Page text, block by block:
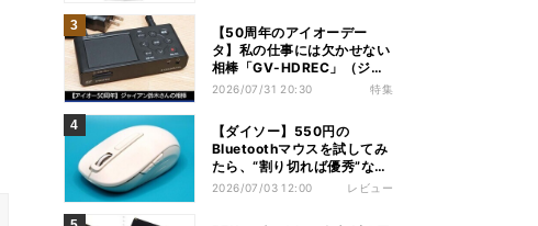
【50周年のアイオーデー
タ】私の仕事には欠かせない
相棒「GV-HDREC」（ジャ
イアン鈴木さん）
2026/07/31 20:30 特集
【ダイソー】550円の
Bluetoothマウスを試してみ
たら、“割り切れば優秀”な1
台だった
2026/07/03 12:00 レビュー